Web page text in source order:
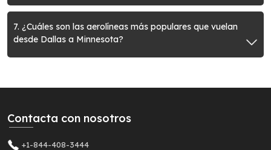
7. ¿Cuáles son las aerolíneas más populares que vuelan
desde Dallas a Minnesota?
Contacta con nosotros
+1-844-408-3444